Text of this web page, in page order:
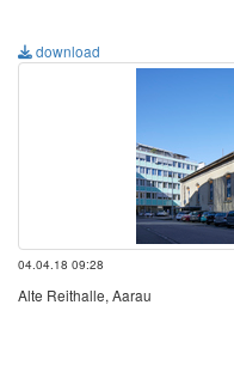
download
04.04.18 09:28
Alte Reithalle, Aarau